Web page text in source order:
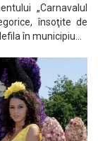
„Carnavalul
însoţite de
în municipiu…